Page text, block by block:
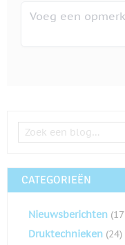
CATEGORIEËN
Nieuwsberichten
Druktechnieken (24)